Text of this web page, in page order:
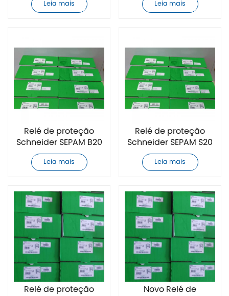
Leia mais Leia mais
Relé de proteção
Schneider SEPAM B20
totalmente novo
Leia mais
Relé de proteção
Schneider SEPAM S20
totalmente novo
Leia mais
Relé de proteção
Novo Relé de